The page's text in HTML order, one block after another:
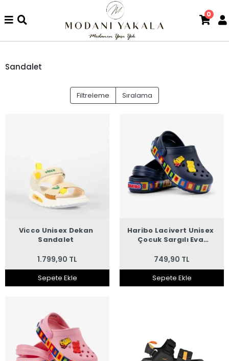
0
Sandalet
Filtreleme Sıralama
Vicco Unisex Dekan
Sandalet
1.799,90 TL
Sepete Ekle
Haribo Lacivert Unisex
Çocuk Sargılı Eva
749,90 TL
Sepete Ekle